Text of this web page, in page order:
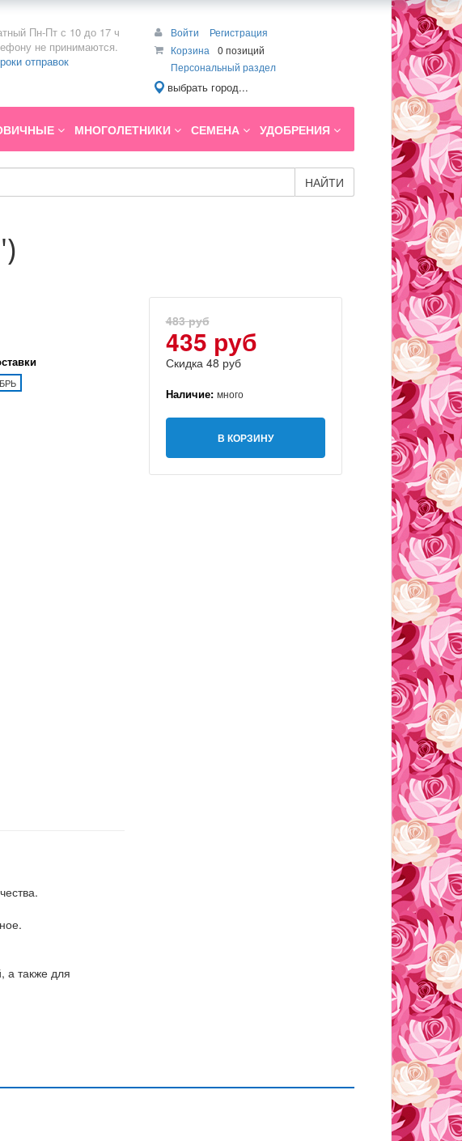
Пн-Пт с 10 до 17 ч
не принимаются.
отправок
Войти
Регистрация
Корзина
0 позиций
Персональный раздел
выбрать город...
МНОГОЛЕТНИКИ СЕМЕНА УДОБРЕНИЯ
НАЙТИ
483 руб
435 руб
Скидка 48 руб
Наличие: много
В КОРЗИНУ
а также для